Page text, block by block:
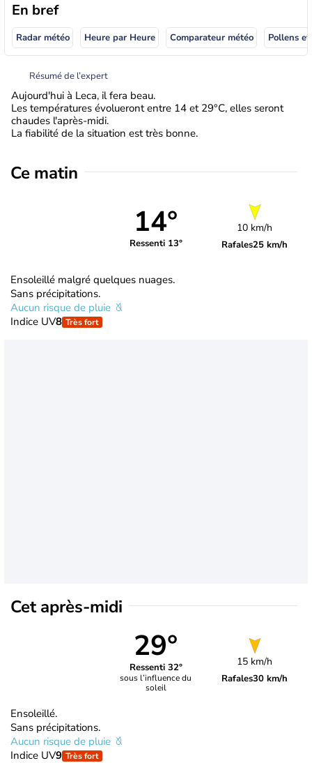
En bref
Radar météo Heure par Heure Comparateur météo Pollens
Résumé de l’expert
Aujourd'hui à Leca, il fera beau.
Les températures évolueront entre 14 et 29°C, elles seront
chaudes l'après-midi.
La fiabilité de la situation est très bonne.
Ce matin
14°
Ressenti 13°
10 km/h
Rafales25 km/h
Ensoleillé malgré quelques nuages.
Sans précipitations.
Aucun risque de pluie
Indice UV8 Très fort
Cet après-midi
29°
Ressenti 32°
sous l’influence du
soleil
15 km/h
Rafales30 km/h
Ensoleillé.
Sans précipitations.
Aucun risque de pluie
Indice UV9 Très fort